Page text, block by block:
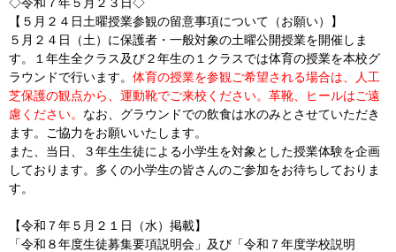
【５月２４日土曜授業参観の留意事項について（お願い）】
５月２４日（土）に保護者・一般対象の土曜公開授業を開催しま
す。１年生全クラス及び２年生の１クラスでは体育の授業を本校グ
ラウンドで行います。 体育の授業を参観ご希望される場合は、人工
芝保護の観点から、運動靴でご来校ください。革靴、ヒールはご遠
慮ください。 なお、グラウンドでの飲食は水のみとさせていただき
ます。ご協力をお願いいたします。
また、当日、３年生生徒による小学生を対象とした授業体験を企画
しております。多くの小学生の皆さんのご参加をお待ちしておりま
す。
【令和７年５月２１日（水）掲載】
「令和８年度生徒募集要項説明会」及び「令和７年度学校説明